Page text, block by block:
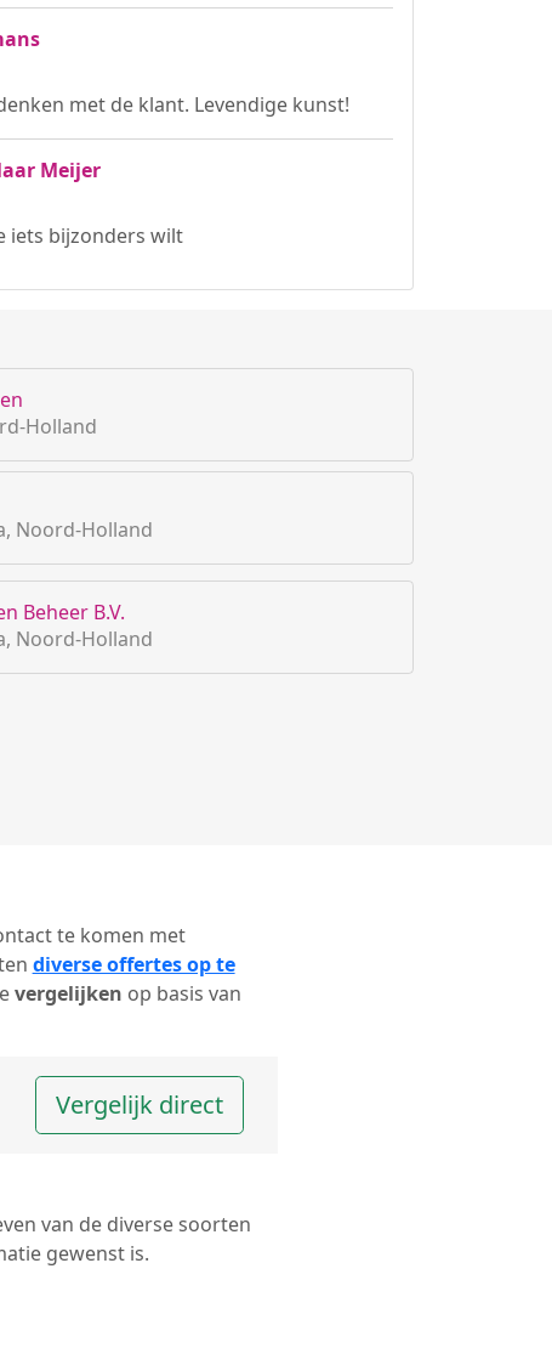
met de klant. Levendige kunst!
Meijer
iets bijzonders wilt
Holland
Noord-Holland
Beheer B.V.
Noord-Holland
te komen met
diverse offertes op te
vergelijken op basis van
Vergelijk direct
van de diverse soorten
gewenst is.